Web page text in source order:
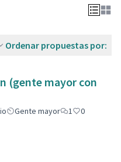
Ordenar propuestas por:
Gente mayor 1
0